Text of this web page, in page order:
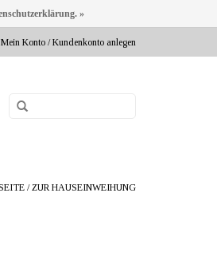
Mein Konto / Kundenkonto anlegen
/ZUR HAUSEINWEIHUNG
»